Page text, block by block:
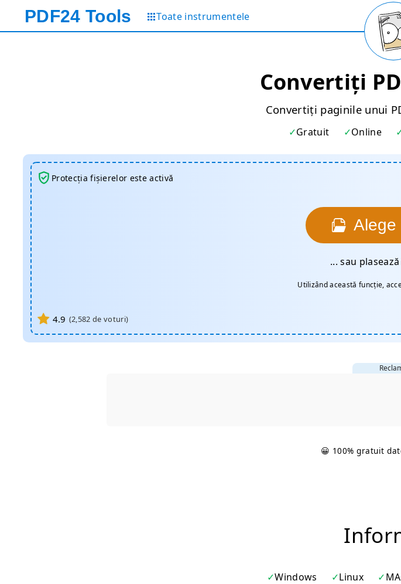
PDF24 Tools Toate instrumentele
Convertiți
Convertiți paginile unui
Gratuit Online
Alege
... sau
Utilizând această funcție,
4.9 (2,582 de voturi)
Protecția fișierelor este activă
😀 100% gratuit
Windows Linux